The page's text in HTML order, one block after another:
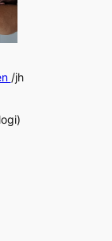
/jh